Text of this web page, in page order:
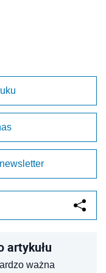
artykułu
ważna